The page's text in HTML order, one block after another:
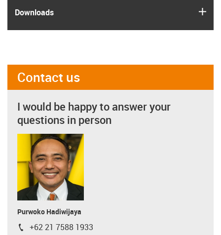
Downloads
Contact us
I would be happy to answer your
questions in person
Purwoko Hadiwijaya
igus-icon-phone
+62 21 7588 1933